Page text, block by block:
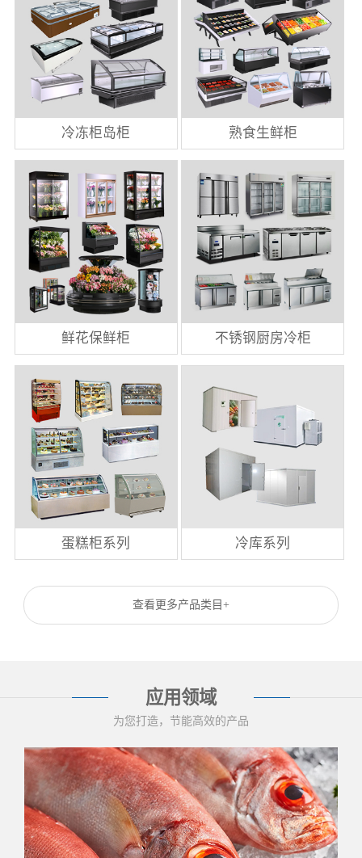
冷冻柜岛柜 熟食生鲜柜
鲜花保鲜柜 不锈钢厨房冷柜
蛋糕柜系列 冷库系列
查看更多产品类目+
应用领域
为您打造，节能高效的产品